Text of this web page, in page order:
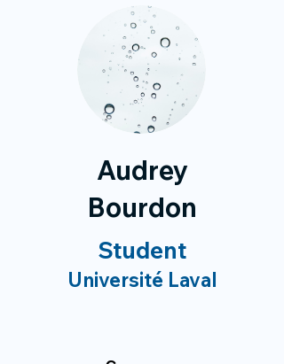
Audrey
Bourdon
Student
Université Laval